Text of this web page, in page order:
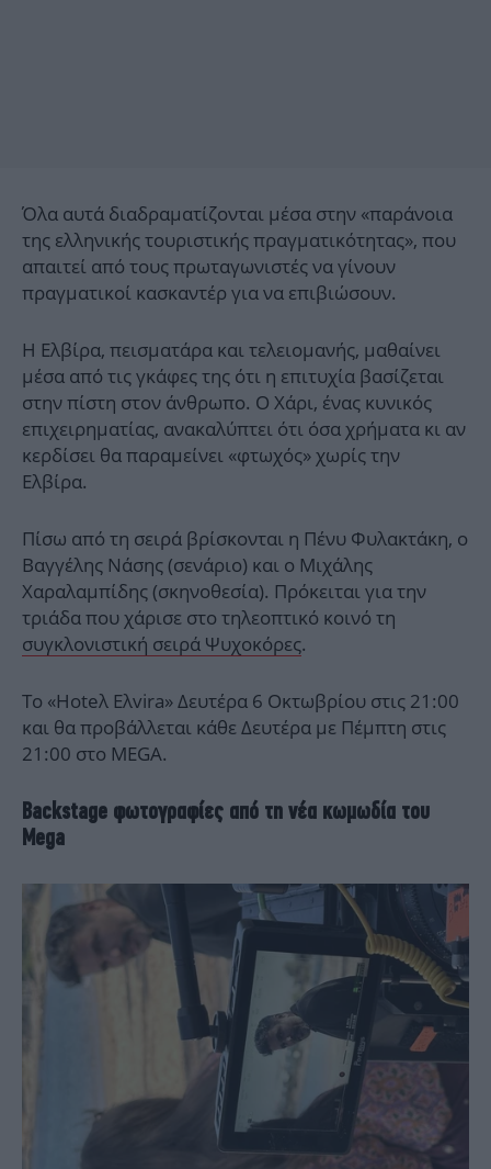
Όλα αυτά διαδραματίζονται μέσα στην «παράνοια
της ελληνικής τουριστικής πραγματικότητας», που
απαιτεί από τους πρωταγωνιστές να γίνουν
πραγματικοί κασκαντέρ για να επιβιώσουν.
Η Ελβίρα, πεισματάρα και τελειομανής, μαθαίνει
μέσα από τις γκάφες της ότι η επιτυχία βασίζεται
στην πίστη στον άνθρωπο. Ο Χάρι, ένας κυνικός
επιχειρηματίας, ανακαλύπτει ότι όσα χρήματα κι αν
κερδίσει θα παραμείνει «φτωχός» χωρίς την
Ελβίρα.
Πίσω από τη σειρά βρίσκονται η Πένυ Φυλακτάκη, ο
Βαγγέλης Νάσης (σενάριο) και ο Μιχάλης
Χαραλαμπίδης (σκηνοθεσία). Πρόκειται για την
τριάδα που χάρισε στο τηλεοπτικό κοινό τη
συγκλονιστική σειρά Ψυχοκόρες.
Το «Hoteλ Ελvira» Δευτέρα 6 Οκτωβρίου στις 21:00
και θα προβάλλεται κάθε Δευτέρα με Πέμπτη στις
21:00 στο MEGA.
Βackstage φωτογραφίες από τη νέα κωμωδία του
Mega